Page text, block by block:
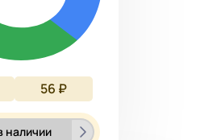
56 ₽
наличии